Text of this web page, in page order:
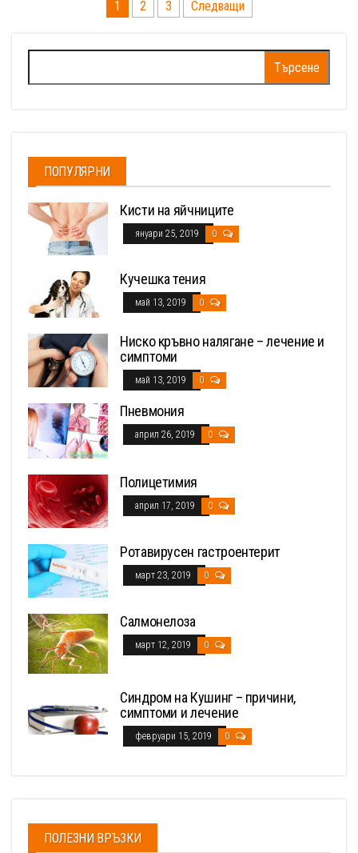
Разделяне
публикациите
на
1 2 3 Следващи
за:
ПОПУЛЯРНИ
Кисти на яйчниците
януари 25, 2019 0
Кучешка тения
май 13, 2019 0
Ниско кръвно налягане – лечение и
симптоми
май 13, 2019 0
Пневмония
април 26, 2019 0
Полицетимия
април 17, 2019 0
Ротавирусен гастроентерит
март 23, 2019 0
Салмонелоза
март 12, 2019 0
Синдром на Кушинг – причини,
симптоми и лечение
февруари 15, 2019 0
ПОЛЕЗНИ ВРЪЗКИ